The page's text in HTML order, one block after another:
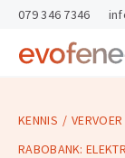
skipToContent
skipToFooter
Return
homepage
menu
079 346 7346
KENNIS VERVOER
RABOBANK: